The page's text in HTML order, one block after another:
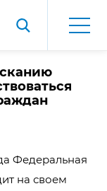
Федеральная
на своем